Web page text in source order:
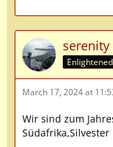
serenity
Enlightened
March 17, 2024 at
Wir sind zum